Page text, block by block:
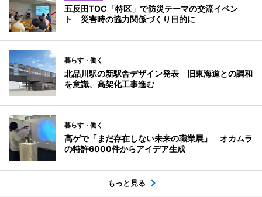
五反田TOC「特区」で防災テーマの交流イベン
ト 災害時の協力関係づくり目的に
暮らす・働く
北品川駅の新駅舎デザイン発表 旧東海道との調和
を意識、高架化工事進む
暮らす・働く
高ゲで「まだ存在しない未来の職業展」 オカムラ
の特許6000件からアイデア生成
もっと見る